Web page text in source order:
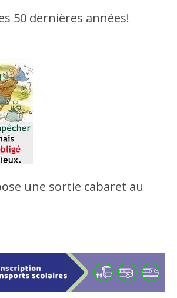
50 dernières années!
une sortie cabaret au